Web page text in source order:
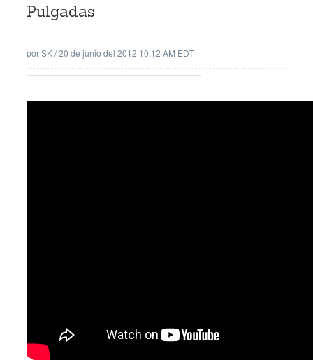
Pulgadas
porSK/20 de junio del 2012 10:12 AM EDT